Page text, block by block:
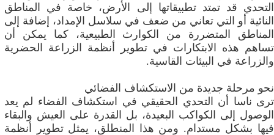
التحدي قد تمتد تطبيقاتها إلى الأرض، خاصة في المناطق
النائية أو التي تعاني من ضعف في سلاسل الإمداد، إضافة إلى
المناطق المتضررة من الكوارث الطبيعية، كما يمكن أن
تساهم هذه الابتكارات في تطوير أنظمة الزراعة الحضرية
والزراعة في البيئات القاسية.
نحو مرحلة جديدة من الاستكشاف الفضائي
ترى ناسا أن التحدي الحقيقي في استكشاف الفضاء لم يعد
الوصول إلى الكواكب البعيدة، بل القدرة على العيش والبقاء
فيها بشكل مستدام. ومن هذا المنطلق، يمثل تطوير أنظمة